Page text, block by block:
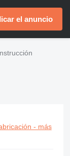
el anuncio
- más